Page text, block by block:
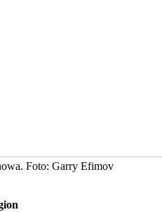
Foto: Garry Efimov